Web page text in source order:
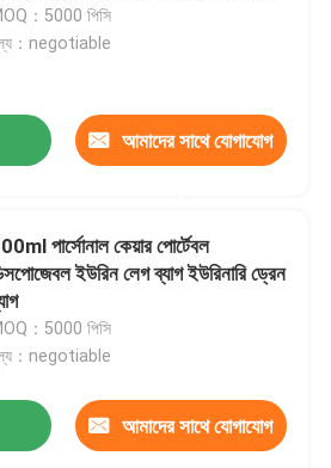
：5000 পিসি
：negotiable
আমাদের সাথে যোগাযোগ
পার্সোনাল কেয়ার পোর্টেবল
ইউরিন লেগ ব্যাগ ইউরিনারি ড্রেন
：5000 পিসি
：negotiable
আমাদের সাথে যোগাযোগ